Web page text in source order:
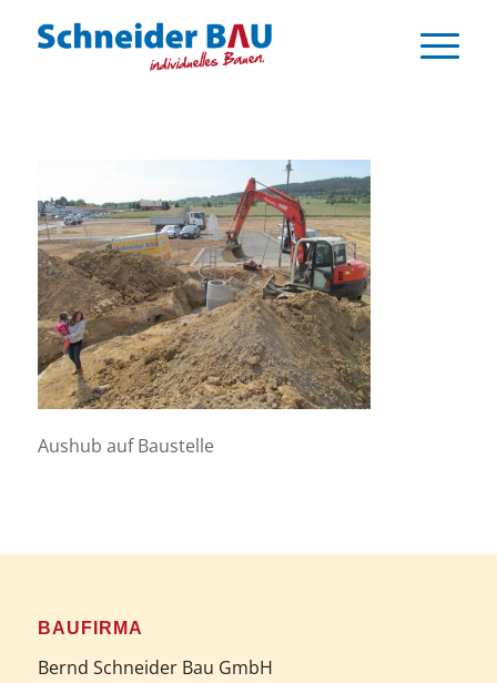
Aushub auf Baustelle
BAUFIRMA
Bernd Schneider Bau GmbH